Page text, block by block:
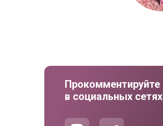
Прокомментируйте
в социальных сетях